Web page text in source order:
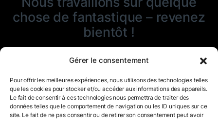
Gérer le consentement
Pour offrir les meilleures expériences, nous utilisons des technologies telles
que les cookies pour stocker et/ou accéder aux informations des appareils.
Le fait de consentir à ces technologies nous permettra de traiter des
données telles que le comportement de navigation ou les ID uniques sur ce
site. Le fait de ne pas consentir ou de retirer son consentement peut avoir
chose de fantastique – revenez
bientôt !